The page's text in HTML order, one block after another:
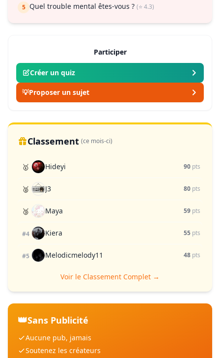
5 Quel trouble mental êtes-vous ? (⭐ 4.3)
Participer
Créer un quiz
💡Proposer un sujet
Classement (ce mois-ci)
🥇 Hideyi 90 pts
🥈 J3 80 pts
🥉 Maya 59 pts
#4 Kiera 55 pts
#5 Melodicmelody11 48 pts
Voir le Classement Complet →
👑Sans Publicité
Aucune pub, jamais
Soutenez les créateurs